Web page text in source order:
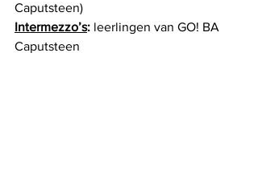
Caputsteen)
Intermezzo’s: leerlingen van GO! BA
Caputsteen